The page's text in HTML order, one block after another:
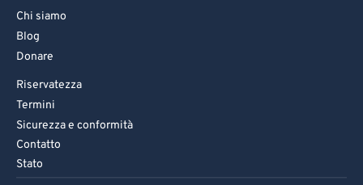
Chi siamo
Blog
Donare
Riservatezza
Termini
Sicurezza e conformità
Contatto
Stato